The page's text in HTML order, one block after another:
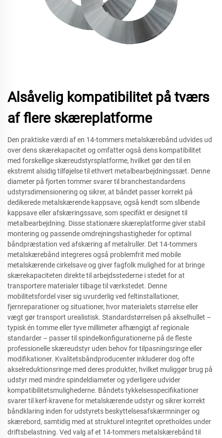
Alsåvelig kompatibilitet på tværs
af flere skæreplatforme
Den praktiske værdi af en 14-tommers metalskærebånd udvides ud
over dens skærekapacitet og omfatter også dens kompatibilitet
med forskellige skæreudstyrsplatforme, hvilket gør den til en
ekstremt alsidig tilføjelse til ethvert metalbearbejdningssæt. Denne
diameter på fjorten tommer svarer til branchestandardens
udstyrsdimensionering og sikrer, at båndet passer korrekt på
dedikerede metalskærende kappsave, også kendt som slibende
kappsave eller afskæringssave, som specifikt er designet til
metalbearbejdning. Disse stationære skæreplatforme giver stabil
montering og passende omdrejningshastigheder for optimal
båndpræstation ved afskæring af metalruller. Det 14-tommers
metalskærebånd integreres også problemfrit med mobile
metalskærende cirkelsave og giver fagfolk mulighed for at bringe
skærekapaciteten direkte til arbejdsstederne i stedet for at
transportere materialer tilbage til værkstedet. Denne
mobilitetsfordel viser sig uvurderlig ved feltinstallationer,
fjernreparationer og situationer, hvor materialets størrelse eller
vægt gør transport urealistisk. Standardstørrelsen på akselhullet –
typisk én tomme eller tyve millimeter afhængigt af regionale
standarder – passer til spindelkonfigurationerne på de fleste
professionelle skæreudstyr uden behov for tilpasningsringe eller
modifikationer. Kvalitetsbåndproducenter inkluderer dog ofte
akselreduktionsringe med deres produkter, hvilket muliggør brug på
udstyr med mindre spindeldiameter og yderligere udvider
kompatibilitetsmulighederne. Båndets tykkelsesspecifikationer
svarer til kerf-kravene for metalskærende udstyr og sikrer korrekt
båndklaring inden for udstyrets beskyttelsesafskærmninger og
skærebord, samtidig med at strukturel integritet opretholdes under
driftsbelastning. Ved valg af et 14-tommers metalskærebånd til